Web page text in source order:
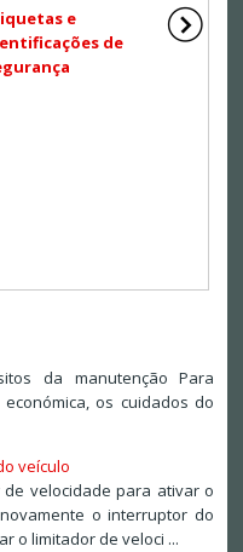
e
de
da manutenção Para
os cuidados do
veículo
velocidade para ativar o
o interruptor do
o limitador de veloci ...